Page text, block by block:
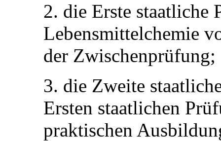
2. die Erste staatliche
Lebensmittelchemie
der Zwischenprüfung;
3. die Zweite
Ersten staatlichen
praktischen